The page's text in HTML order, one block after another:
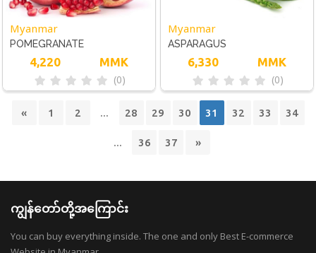
Myanmar
POMEGRANATE
4,220 MMK
(0)
Myanmar
ASPARAGUS
6,330 MMK
(0)
« 1 2 ... 28 29 30 31 32 33 34
... 36 37 »
ကျွန်တော်တို့အကြောင်း
You can buy everything inside. The one and only Best E-commerce